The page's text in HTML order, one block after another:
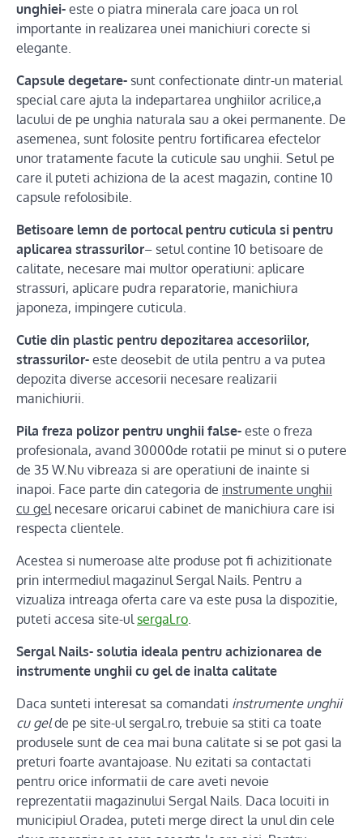
unghiei- este o piatra minerala care joaca un rol
importante in realizarea unei manichiuri corecte si
elegante.
Capsule degetare- sunt confectionate dintr-un material
special care ajuta la indepartarea unghiilor acrilice,a
lacului de pe unghia naturala sau a okei permanente. De
asemenea, sunt folosite pentru fortificarea efectelor
unor tratamente facute la cuticule sau unghii. Setul pe
care il puteti achiziona de la acest magazin, contine 10
capsule refolosibile.
Betisoare lemn de portocal pentru cuticula si pentru
aplicarea strassurilor– setul contine 10 betisoare de
calitate, necesare mai multor operatiuni: aplicare
strassuri, aplicare pudra reparatorie, manichiura
japoneza, impingere cuticula.
Cutie din plastic pentru depozitarea accesoriilor,
strassurilor- este deosebit de utila pentru a va putea
depozita diverse accesorii necesare realizarii
manichiurii.
Pila freza polizor pentru unghii false- este o freza
profesionala, avand 30000de rotatii pe minut si o putere
de 35 W.Nu vibreaza si are operatiuni de inainte si
inapoi. Face parte din categoria de instrumente unghii
cu gelnecesare oricarui cabinet de manichiura care isi
respecta clientele.
Acestea si numeroase alte produse pot fi achizitionate
prin intermediul magazinul Sergal Nails. Pentru a
vizualiza intreaga oferta care va este pusa la dispozitie,
puteti accesa site-ulsergal.ro.
Sergal Nails- solutia ideala pentru achizionarea de
instrumente unghii cu gel de inalta calitate
Daca sunteti interesat sa comandati instrumente unghii
cu gelde pe site-ul sergal.ro, trebuie sa stiti ca toate
produsele sunt de cea mai buna calitate si se pot gasi la
preturi foarte avantajoase. Nu ezitati sa contactati
pentru orice informatii de care aveti nevoie
reprezentatii magazinului Sergal Nails. Daca locuiti in
municipiul Oradea, puteti merge direct la unul din cele